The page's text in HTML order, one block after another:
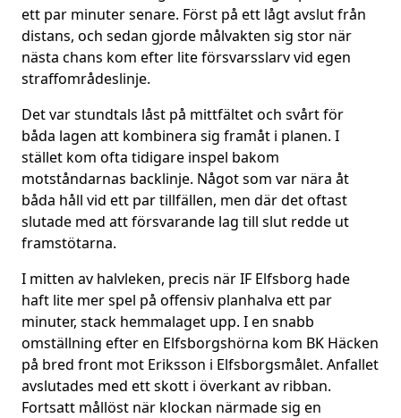
ett par minuter senare. Först på ett lågt avslut från
distans, och sedan gjorde målvakten sig stor när
nästa chans kom efter lite försvarsslarv vid egen
straffområdeslinje.
Det var stundtals låst på mittfältet och svårt för
båda lagen att kombinera sig framåt i planen. I
stället kom ofta tidigare inspel bakom
motståndarnas backlinje. Något som var nära åt
båda håll vid ett par tillfällen, men där det oftast
slutade med att försvarande lag till slut redde ut
framstötarna.
I mitten av halvleken, precis när IF Elfsborg hade
haft lite mer spel på offensiv planhalva ett par
minuter, stack hemmalaget upp. I en snabb
omställning efter en Elfsborgshörna kom BK Häcken
på bred front mot Eriksson i Elfsborgsmålet. Anfallet
avslutades med ett skott i överkant av ribban.
Fortsatt mållöst när klockan närmade sig en